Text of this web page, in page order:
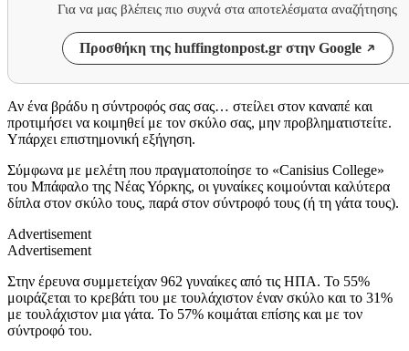
Για να μας βλέπεις πιο συχνά στα αποτελέσματα αναζήτησης
Προσθήκη της huffingtonpost.gr στην Google
Αν ένα βράδυ η σύντροφός σας σας… στείλει στον καναπέ και
προτιμήσει να κοιμηθεί με τον σκύλο σας, μην προβληματιστείτε.
Υπάρχει επιστημονική εξήγηση.
Σύμφωνα με μελέτη που πραγματοποίησε το «Canisius College»
του Μπάφαλο της Νέας Υόρκης, οι γυναίκες κοιμούνται καλύτερα
δίπλα στον σκύλο τους, παρά στον σύντροφό τους (ή τη γάτα τους).
Advertisement
Advertisement
Στην έρευνα συμμετείχαν 962 γυναίκες από τις ΗΠΑ. Το 55%
μοιράζεται το κρεβάτι του με τουλάχιστον έναν σκύλο και το 31%
με τουλάχιστον μια γάτα. Το 57% κοιμάται επίσης και με τον
σύντροφό του.